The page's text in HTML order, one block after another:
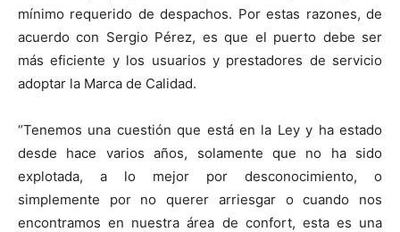
mínimo requerido de despachos. Por estas razones, de
acuerdo con Sergio Pérez, es que el puerto debe ser
más eficiente y los usuarios y prestadores de servicio
adoptar la Marca de Calidad.
“Tenemos una cuestión que está en la Ley y ha estado
desde hace varios años, solamente que no ha sido
explotada, a lo mejor por desconocimiento, o
simplemente por no querer arriesgar o cuando nos
encontramos en nuestra área de confort, esta es una